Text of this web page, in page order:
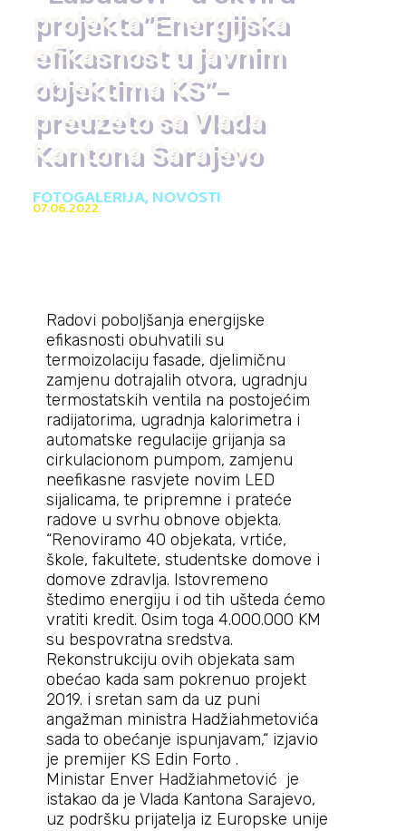
projekta”Energijska
efikasnost u javnim
objektima KS”–
preuzeto sa Vlada
Kantona Sarajevo
FOTOGALERIJA,NOVOSTI
07.06.2022
Radovi poboljšanja energijske
efikasnosti obuhvatili su
termoizolaciju fasade, djelimičnu
zamjenu dotrajalih otvora, ugradnju
termostatskih ventila na postojećim
radijatorima, ugradnja kalorimetra i
automatske regulacije grijanja sa
cirkulacionom pumpom, zamjenu
neefikasne rasvjete novim LED
sijalicama, te pripremne i prateće
radove u svrhu obnove objekta.
“Renoviramo 40 objekata, vrtiće,
škole, fakultete, studentske domove i
domove zdravlja. Istovremeno
štedimo energiju i od tih ušteda ćemo
vratiti kredit. Osim toga 4.000.000 KM
su bespovratna sredstva.
Rekonstrukciju ovih objekata sam
obećao kada sam pokrenuo projekt
2019. i sretan sam da uz puni
angažman ministra Hadžiahmetovića
sada to obećanje ispunjavam,“ izjavio
je premijer KS Edin Forto .
Ministar Enver Hadžiahmetović je
istakao da je Vlada Kantona Sarajevo,
uz podršku prijatelja iz Europske unije